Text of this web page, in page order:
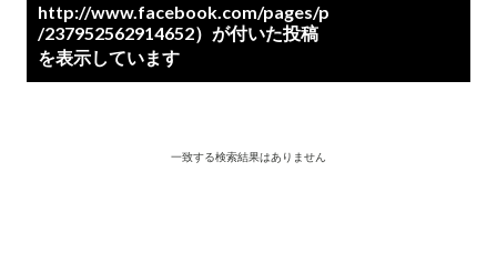
http://www.facebook.com/pages/p
/237952562914652）が付いた投稿
を表示しています
一致する検索結果はありません